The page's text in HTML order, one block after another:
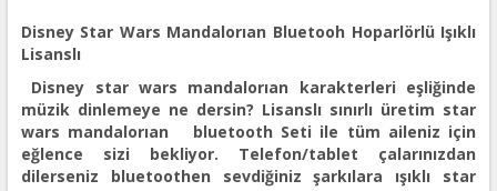
Disney Star Wars Mandalorıan Bluetooh Hoparlörlü Işıklı
Lisanslı
Disney star wars mandalorıan karakterleri eşliğinde
müzik dinlemeye ne dersin? Lisanslı sınırlı üretim star
wars mandalorıan bluetooth Seti ile tüm aileniz için
eğlence sizi bekliyor. Telefon/tablet çalarınızdan
dilerseniz bluetoothen sevdiğiniz şarkılara ışıklı star